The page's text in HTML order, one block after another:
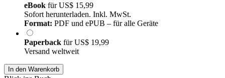
eBook fürUS$ 15,99
Sofort herunterladen. Inkl. MwSt.
Format: PDF und ePUB – für alle Geräte
Paperback fürUS$ 19,99
Versand weltweit
In den Warenkorb